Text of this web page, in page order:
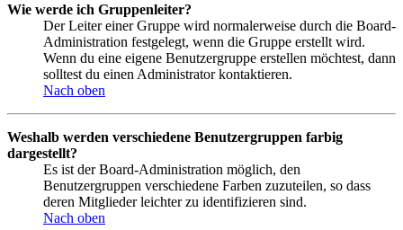
Wie werde ich Gruppenleiter?
Der Leiter einer Gruppe wird normalerweise durch die Board-
Administration festgelegt, wenn die Gruppe erstellt wird.
Wenn du eine eigene Benutzergruppe erstellen möchtest, dann
solltest du einen Administrator kontaktieren.
Nach oben
Weshalb werden verschiedene Benutzergruppen farbig
dargestellt?
Es ist der Board-Administration möglich, den
Benutzergruppen verschiedene Farben zuzuteilen, so dass
deren Mitglieder leichter zu identifizieren sind.
Nach oben